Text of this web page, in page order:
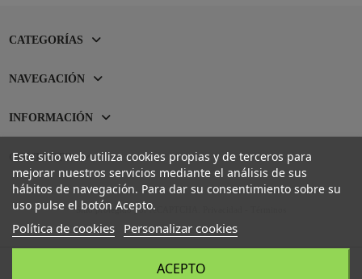
CATEGORÍAS
NAVEGACIÓN
INFORMACIÓN
CONTACTO
Este sitio web utiliza cookies propias y de terceros para
mejorar nuestros servicios mediante el análisis de sus
hábitos de navegación. Para dar su consentimiento sobre su
uso pulse el botón Acepto.
Política de cookies Personalizar cookies
ACEPTO
Sitio protegido por reCAPTCHA.